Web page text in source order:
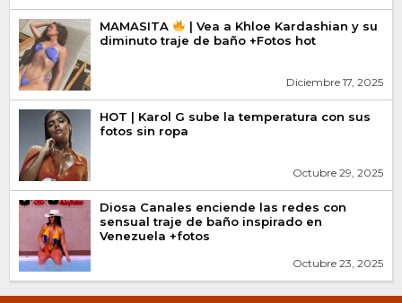
MAMASITA
| Vea a Khloe Kardashian y su
diminuto traje de baño +Fotos hot
Diciembre 17, 2025
HOT | Karol G sube la temperatura con sus
fotos sin ropa
Octubre 29, 2025
Diosa Canales enciende las redes con
sensual traje de baño inspirado en
Venezuela +fotos
Octubre 23, 2025